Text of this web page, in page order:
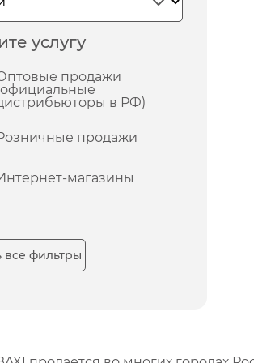
услугу
продажи
в РФ)
продажи
магазины
все фильтры